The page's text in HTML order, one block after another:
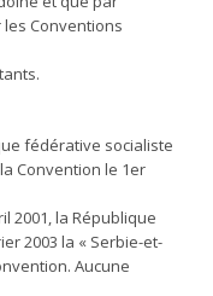
Conventions
fédérative socialiste
Convention le 1er
2001, la République
2003 la « Serbie-et-
Aucune